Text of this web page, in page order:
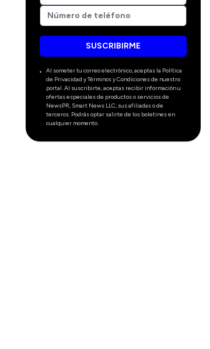
SUSCRIBIRME
Al someter tu correo electrónico, aceptas la Política
de Privacidad y Términos y Condiciones de nuestro
portal. Al suscribirte, aceptas recibir información u
ofertas especiales de productos o servicios de
NewsPR, Smart News LLC, sus afiliadas o de
terceros. Podrás optar salirte de los boletines en
cualquier momento.